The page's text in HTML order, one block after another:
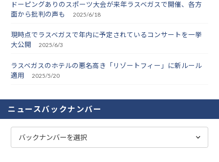
ドーピングありのスポーツ大会が来年ラスベガスで開催、各方
面から批判の声も
2025/6/18
現時点でラスベガスで年内に予定されているコンサートを一挙
大公開
2025/6/3
ラスベガスのホテルの悪名高き「リゾートフィー」に新ルール
適用
2025/5/20
ニュースバックナンバー